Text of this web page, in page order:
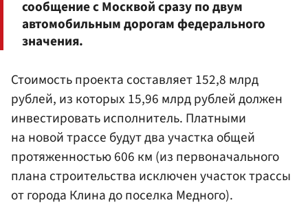
сообщение с Москвой сразу по двум
автомобильным дорогам федерального
значения.
Стоимость проекта составляет 152,8 млрд
рублей, из которых 15,96 млрд рублей должен
инвестировать исполнитель. Платными
на новой трассе будут два участка общей
протяженностью 606 км (из первоначального
плана строительства исключен участок трассы
от города Клина до поселка Медного).